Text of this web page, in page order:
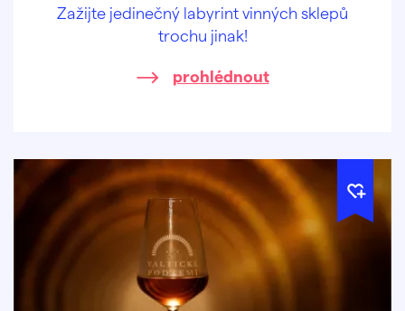
Zažijte jedinečný labyrint vinných sklepů
trochu jinak!
prohlédnout